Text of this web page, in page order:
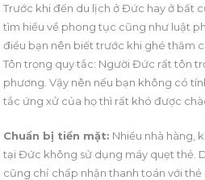
Trước khi đến du lịch ở Đức hay ở bất
tìm hiểu về phong tục cũng như luật
điều bạn nên biết trước khi ghé thăm
Tôn trọng quy tắc: Người Đức rất tôn
phương. Vậy nên nếu bạn không có
tắc ứng xử của họ thì rất khó được
Chuẩn bị tiền mặt: Nhiều nhà hàng,
tại Đức không sử dụng máy quẹt thẻ.
cũng chỉ chấp nhận thanh toán với